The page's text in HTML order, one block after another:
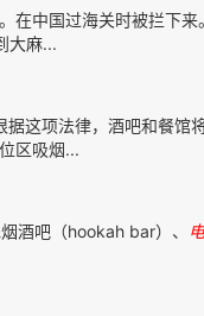
在中国过海关时被拦下
大麻...
这项法律，酒吧和餐馆
区吸烟...
酒吧（hookah bar）、